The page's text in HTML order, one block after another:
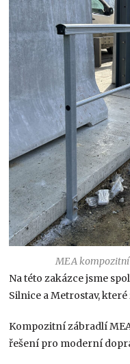
MEA
Na této zakázce jsme
Silnice a Metrostav,
Kompozitní zábradlí
řešení pro moderní